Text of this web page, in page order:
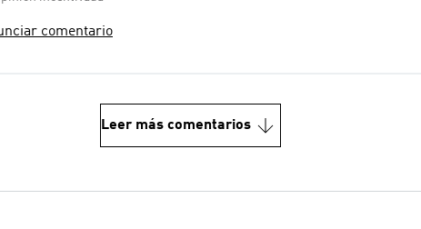
comentario
Leer más comentarios